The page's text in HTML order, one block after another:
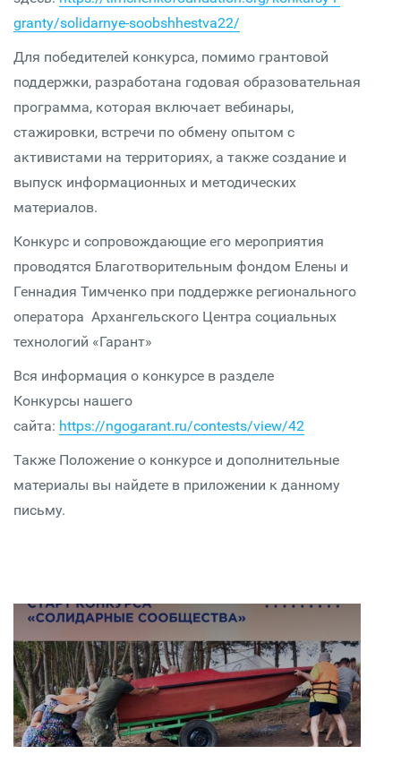
granty/solidarnye-soobshhestva22/
Для победителей конкурса, помимо грантовой
поддержки, разработана годовая образовательная
программа, которая включает вебинары,
стажировки, встречи по обмену опытом с
активистами на территориях, а также создание и
выпуск информационных и методических
материалов.
Конкурс и сопровождающие его мероприятия
проводятся Благотворительным фондом Елены и
Геннадия Тимченко при поддержке регионального
оператора Архангельского Центра социальных
технологий «Гарант»
Вся информация о конкурсе в разделе
Конкурсы нашего
сайта: https://ngogarant.ru/contests/view/42
Также Положение о конкурсе и дополнительные
материалы вы найдете в приложении к данному
письму.